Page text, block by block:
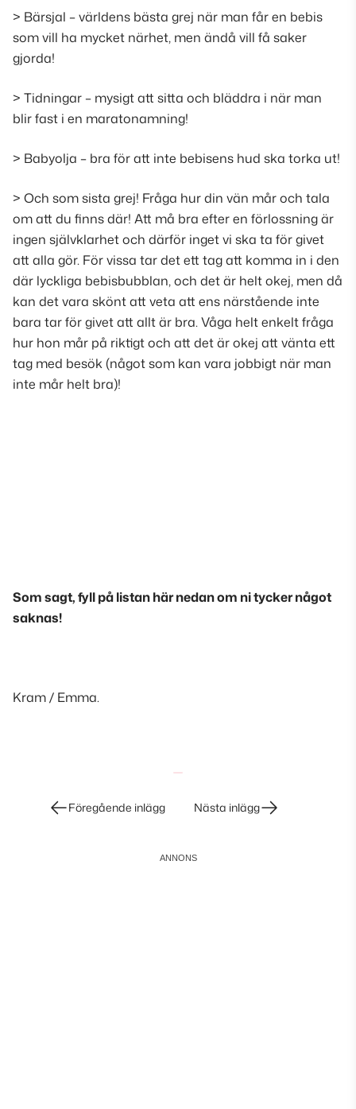
> Bärsjal – världens bästa grej när man får en bebis
som vill ha mycket närhet, men ändå vill få saker
gjorda!
> Tidningar – mysigt att sitta och bläddra i när man
blir fast i en maratonamning!
> Babyolja – bra för att inte bebisens hud ska torka ut!
> Och som sista grej! Fråga hur din vän mår och tala
om att du finns där! Att må bra efter en förlossning är
ingen självklarhet och därför inget vi ska ta för givet
att alla gör. För vissa tar det ett tag att komma in i den
där lyckliga bebisbubblan, och det är helt okej, men då
kan det vara skönt att veta att ens närstående inte
bara tar för givet att allt är bra. Våga helt enkelt fråga
hur hon mår på riktigt och att det är okej att vänta ett
tag med besök (något som kan vara jobbigt när man
inte mår helt bra)!
Som sagt, fyll på listan här nedan om ni tycker något
saknas!
Kram / Emma.
InläggsnavigeringFöregående inlägg Nästa inlägg